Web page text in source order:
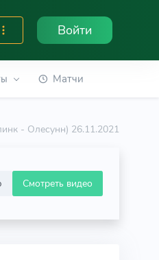
Войти
Матчи
- Олесунн) 26.11.2021
Смотреть видео